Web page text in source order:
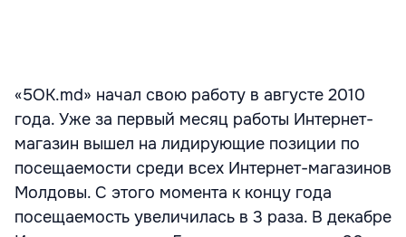
«5OK.md» начал свою работу в августе 2010
года. Уже за первый месяц работы Интернет-
магазин вышел на лидирующие позиции по
посещаемости среди всех Интернет-магазинов
Молдовы. С этого момента к концу года
посещаемость увеличилась в 3 раза. В декабре